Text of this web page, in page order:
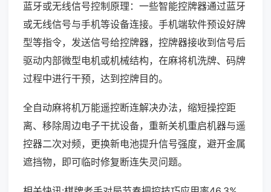
蓝牙或无线信号控制原理：一些智能控牌器通过蓝牙
或无线信号与手机等设备连接。手机端软件预设好牌
型等指令，发送信号给控牌器，控牌器接收到信号后
驱动内部微型电机或机械结构，在麻将机洗牌、码牌
过程中进行干预，达到控牌目的。
全自动麻将机万能遥控断连解决办法，缩短操控距
离、移除周边电子干扰设备，重新关机重启机器与遥
控器二次对频，更换新电池提升信号强度，避开金属
遮挡物，即可临时修复断连失灵问题。